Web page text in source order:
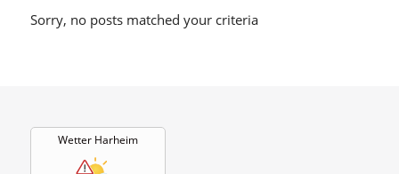
Sorry, no posts matched your criteria
Wetter Harheim